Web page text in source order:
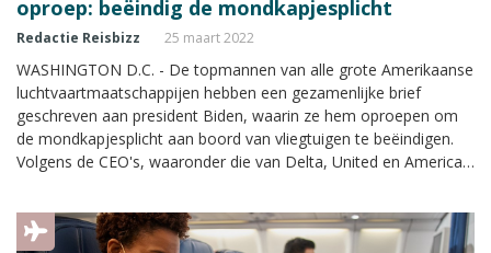
oproep: beëindig de mondkapjesplicht
Redactie Reisbizz 25 maart 2022
WASHINGTON D.C. - De topmannen van alle grote Amerikaanse
luchtvaartmaatschappijen hebben een gezamenlijke brief
geschreven aan president Biden, waarin ze hem oproepen om
de mondkapjesplicht aan boord van vliegtuigen te beëindigen.
Volgens de CEO's, waaronder die van Delta, United en American
bepalen of ze een mondkapje dragen. Daarnaast willen ze een
einde aan de testplicht.